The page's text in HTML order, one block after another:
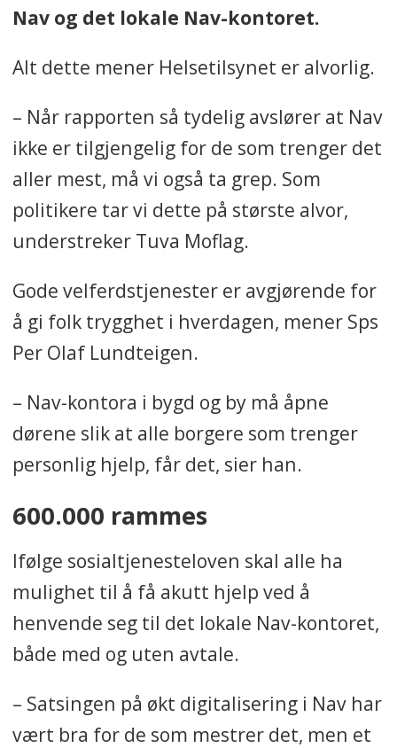
Nav og det lokale Nav-kontoret.
Alt dette mener Helsetilsynet er alvorlig.
– Når rapporten så tydelig avslører at Nav
ikke er tilgjengelig for de som trenger det
aller mest, må vi også ta grep. Som
politikere tar vi dette på største alvor,
understreker Tuva Moflag.
Gode velferdstjenester er avgjørende for
å gi folk trygghet i hverdagen, mener Sps
Per Olaf Lundteigen.
– Nav-kontora i bygd og by må åpne
dørene slik at alle borgere som trenger
personlig hjelp, får det, sier han.
600.000 rammes
Ifølge sosialtjenesteloven skal alle ha
mulighet til å få akutt hjelp ved å
henvende seg til det lokale Nav-kontoret,
både med og uten avtale.
– Satsingen på økt digitalisering i Nav har
vært bra for de som mestrer det, men et